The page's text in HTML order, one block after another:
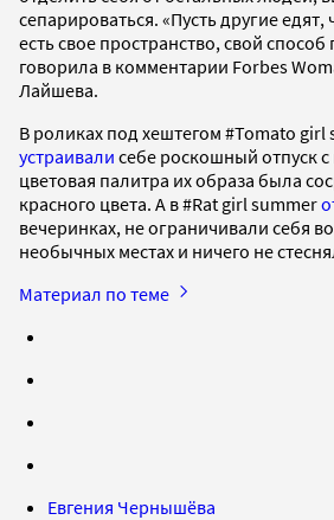
сепарироваться. «Пусть другие едят,
есть свое пространство, свой
говорила в комментарии Forbes
Лайшева.
В роликах под хештегом #Tomato girl
устраивали себе роскошный отпуск с
цветовая палитра их образа была
красного цвета. А в #Rat girl summer
вечеринках, не ограничивали себя
необычных местах и ничего не
Материал по теме
Евгения Чернышёва